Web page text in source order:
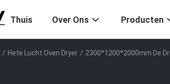
Thuis Over Ons Producten
/ Hete Lucht Oven Dryer / 2300*1200*2000mm De